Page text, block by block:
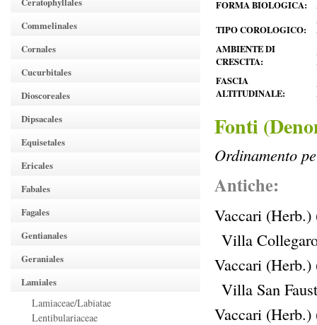
Commelinales
Cornales
Cucurbitales
Dioscoreales
Dipsacales
Equisetales
Ericales
Fabales
Fagales
Gentianales
Geraniales
Lamiales
Lamiaceae/Labiatae
Lentibulariaceae
FORMA BIOLOGICA:
TIPO COROLOGICO:
AMBIENTE DI
CRESCITA:
FASCIA
ALTITUDINALE:
Fonti
Ordinamento
Antiche:
Vaccari (Herb.)
Villa
Vaccari (Herb.)
Villa San
Vaccari (Herb.)